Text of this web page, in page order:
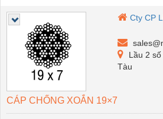
Cty CP
Lầu 2
Tàu
CÁP CHỐNG XOẮN 19×7